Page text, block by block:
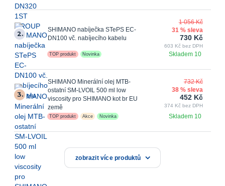
2.
SHIMANO nabíječka STePS EC-
DN100 vč. nabíjecího kabelu
Skladem 10
TOP produkt Novinka
1 056 Kč
31 % sleva
730 Kč
603 Kč bez DPH
3.
SHIMANO Minerální olej MTB-
ostatní SM-LVOIL 500 ml low
viscosity pro SHIMANO kot br EU
země
Skladem 10
TOP produkt Akce Novinka
732 Kč
38 % sleva
452 Kč
374 Kč bez DPH
zobrazit více produktů